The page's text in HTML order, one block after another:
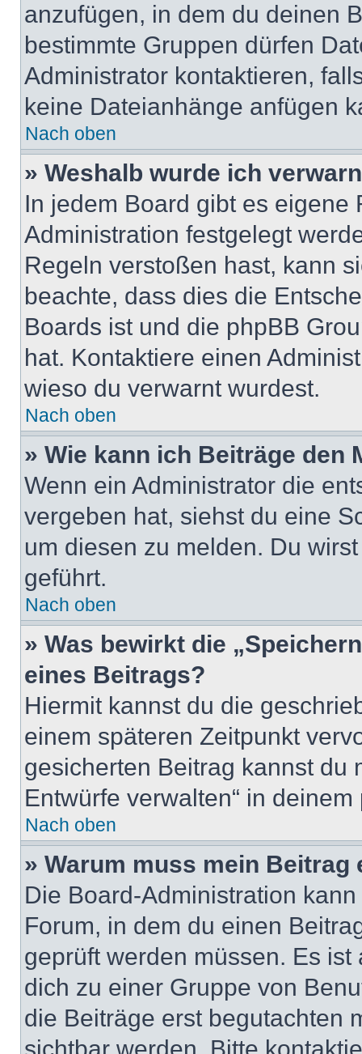
anzufügen, in dem du deinen
bestimmte Gruppen dürfen
Administrator kontaktieren,
keine Dateianhänge anfügen
Nach oben
» Weshalb wurde ich
In jedem Board gibt es
Administration festgelegt
Regeln verstoßen hast, kann
beachte, dass dies die
Boards ist und die phpBB
hat. Kontaktiere einen
wieso du verwarnt wurdest.
Nach oben
» Wie kann ich Beiträge den
Wenn ein Administrator die
vergeben hat, siehst du eine
um diesen zu melden. Du
geführt.
Nach oben
» Was bewirkt die
eines Beitrags?
Hiermit kannst du die
einem späteren Zeitpunkt
gesicherten Beitrag kannst du
Entwürfe verwalten“ in
Nach oben
» Warum muss mein
Die Board-Administration
Forum, in dem du einen
geprüft werden müssen. Es
dich zu einer Gruppe von
die Beiträge erst begutachten